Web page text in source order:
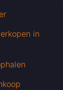
in